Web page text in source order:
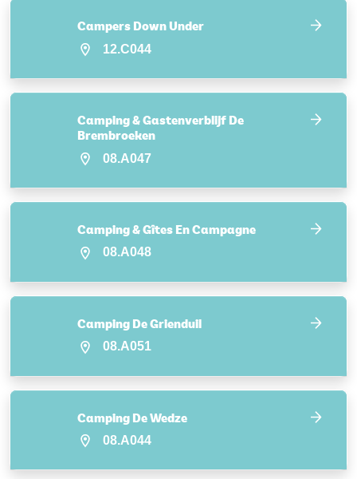
Campers Down Under
12.C044
Camping & Gastenverblijf De
Brembroeken
08.A047
Camping & Gîtes En Campagne
08.A048
Camping De Grienduil
08.A051
Camping De Wedze
08.A044